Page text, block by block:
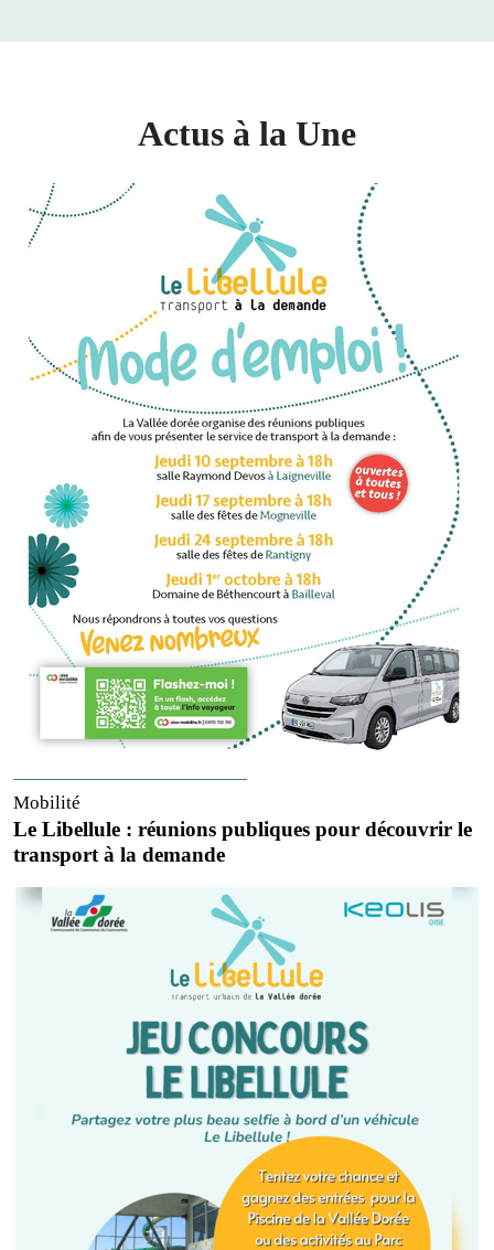
Actus à la Une
Mobilité
Le Libellule : réunions publiques pour découvrir le
transport à la demande